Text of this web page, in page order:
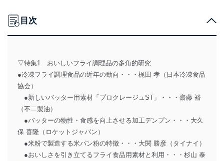
目次
▽特集1 おいしいフライ調理品の多角的研究
●冷凍フライ調理食品の近年の動向・・・梶田 孝（日本冷凍食品
協会）
●新しいバッター用素材「プロクレージュST」・・・齋藤 裕
（不二製油）
●バッターの物性・食感を向上させる加工デンプン・・・大久
保 喜隆（ロケットジャパン）
●米粉で製造する米パン粉の特徴・・・大関 勝彦（タイナイ）
●おいしさを引き立てるフライ食品用素材と利用・・・杉山 泰